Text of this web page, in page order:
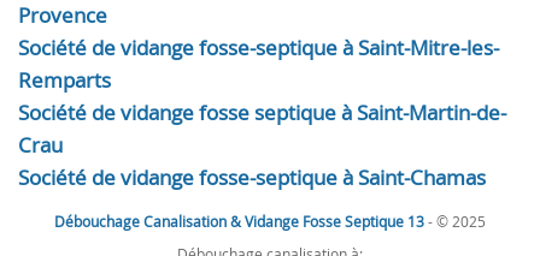
Provence
Société de vidange fosse-septique à Saint-Mitre-les-
Remparts
Société de vidange fosse septique à Saint-Martin-de-
Crau
Société de vidange fosse-septique à Saint-Chamas
Débouchage Canalisation & Vidange Fosse Septique 13- © 2025